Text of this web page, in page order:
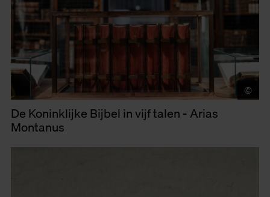
©
De Koninklijke Bijbel in vijf talen - Arias
Montanus